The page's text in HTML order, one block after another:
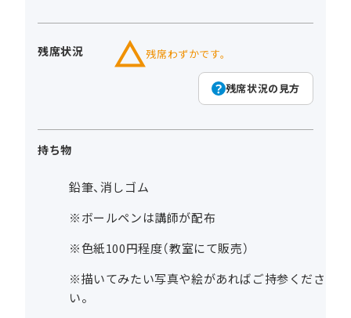
残席状況 残席わずかです。
残席状況の見方
持ち物
鉛筆、消しゴム
※ボールペンは講師が配布
※色紙100円程度（教室にて販売）
※描いてみたい写真や絵があればご持参くださ
い。